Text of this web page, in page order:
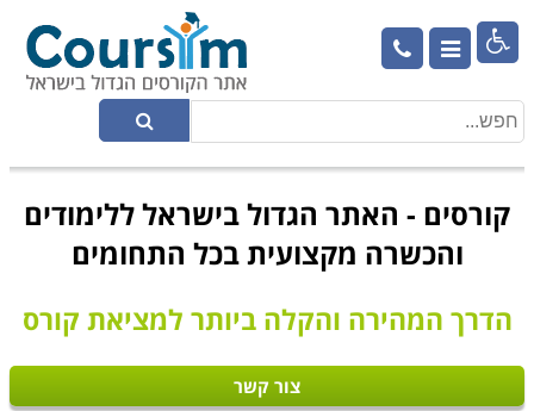

קורסים - האתר הגדול בישראל ללימודים
והכשרה מקצועית בכל התחומים
הדרך המהירה והקלה ביותר למציאת קורס
צור קשר